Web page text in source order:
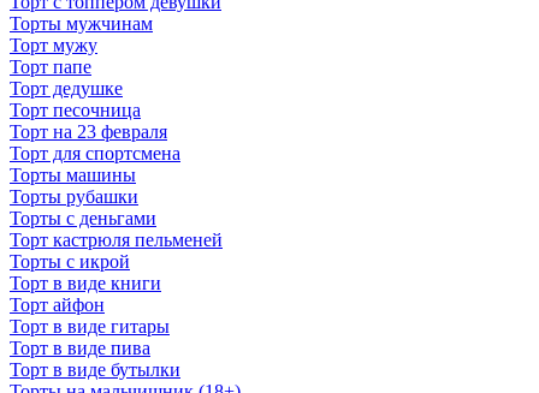
Торты мужчинам
Торт мужу
Торт папе
Торт дедушке
Торт песочница
Торт на 23 февраля
Торт для спортсмена
Торты машины
Торты рубашки
Торты с деньгами
Торт кастрюля пельменей
Торты с икрой
Торт в виде книги
Торт айфон
Торт в виде гитары
Торт в виде пива
Торт в виде бутылки